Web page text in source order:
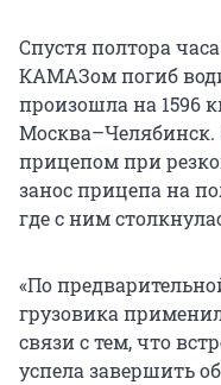
Спустя полтора
КАМАЗом погиб
произошла на 1596
Москва–Челябинск.
прицепом при
занос прицепа на
где с ним
«По
грузовика
связи с тем, что
успела завершить